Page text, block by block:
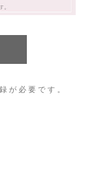
が必要です。